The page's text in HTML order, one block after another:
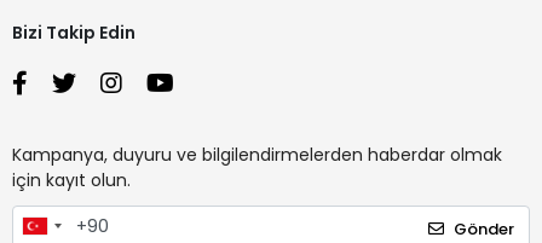
Bizi Takip Edin
Kampanya, duyuru ve bilgilendirmelerden haberdar olmak
için kayıt olun.
Gönder